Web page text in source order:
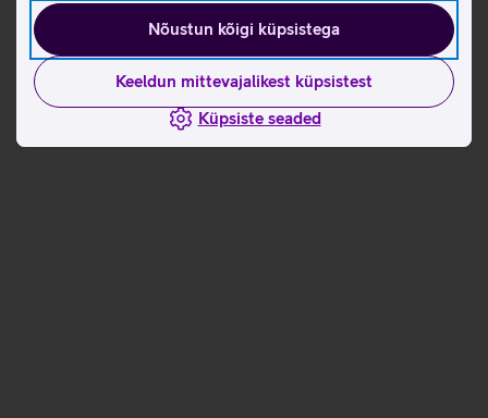
Nõustun kõigi küpsistega
Keeldun mittevajalikest küpsistest
Küpsiste seaded